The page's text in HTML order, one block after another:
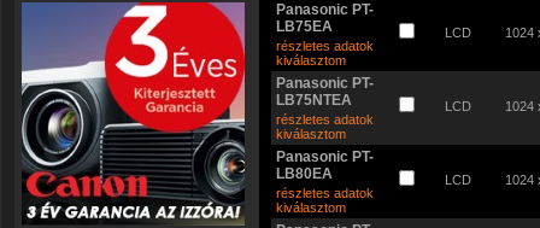
Panasonic PT-
LB75EA
részletes adatok
kiválasztom
LCD 1024
Panasonic PT-
LB75NTEA
részletes adatok
kiválasztom
LCD 1024
Panasonic PT-
LB80EA
részletes adatok
kiválasztom
LCD 1024